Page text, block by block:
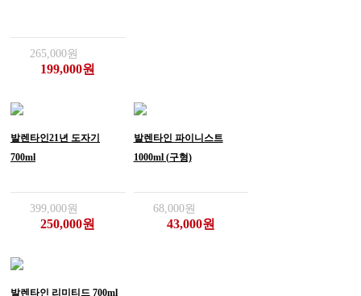
265,000원
199,000원
발렌타인21년 도자기
700ml
399,000원
250,000원
발렌타인 파이니스트
1000ml (구형)
68,000원
43,000원
발렌타인 리미티드 700ml